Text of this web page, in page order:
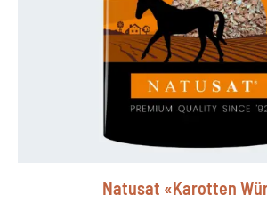
Natusat «Karotten